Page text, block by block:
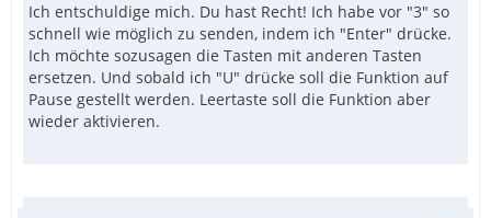
Ich entschuldige mich. Du hast Recht! Ich habe vor "3" so
schnell wie möglich zu senden, indem ich "Enter" drücke.
Ich möchte sozusagen die Tasten mit anderen Tasten
ersetzen. Und sobald ich "U" drücke soll die Funktion auf
Pause gestellt werden. Leertaste soll die Funktion aber
wieder aktivieren.